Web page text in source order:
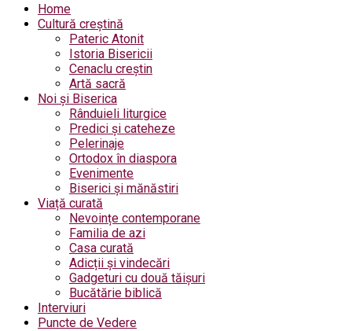
Home
Cultură creștină
Pateric Atonit
Istoria Bisericii
Cenaclu creștin
Artă sacră
Noi și Biserica
Rânduieli liturgice
Predici și cateheze
Pelerinaje
Ortodox în diaspora
Evenimente
Biserici și mănăstiri
Viață curată
Nevoințe contemporane
Familia de azi
Casa curată
Adicții și vindecări
Gadgeturi cu două tăișuri
Bucătărie biblică
Interviuri
Puncte de Vedere